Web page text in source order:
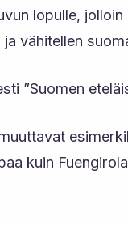
lopulle,
vähitellen
”Suomen
kuin